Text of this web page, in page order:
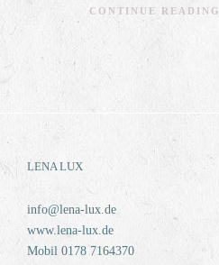
CONTINUE READING
LENA LUX
info@lena-lux.de
www.lena-lux.de
Mobil 0178 7164370